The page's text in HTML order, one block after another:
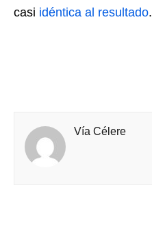
casi idéntica al resultado.
Vía Célere